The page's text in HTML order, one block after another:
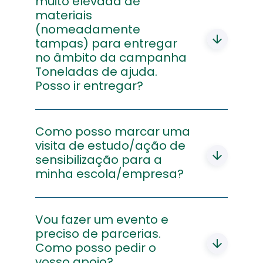
materiais
(nomeadamente
tampas) para entregar
no âmbito da campanha
Toneladas de ajuda.
Posso ir entregar?
elevada, a entrega terá de ser
combinada com a Central de Triagem da
sua área de residência, pelo que deverá
contactar o serviço de atendimento da
através do telefone 800 911 400,
email:atendimento@linhadareciclagem.pt
para fazer o agendamento para a
entrega.
Como posso marcar uma
visita de estudo/ação de
sensibilização para a
minha escola/empresa?
Reciclagem, atendimento@linhadareciclagem.pt
com informação da escola/empresa, nº
de participantes e sugestão de data,
Vou fazer um evento e
preciso de parcerias.
Como posso pedir o